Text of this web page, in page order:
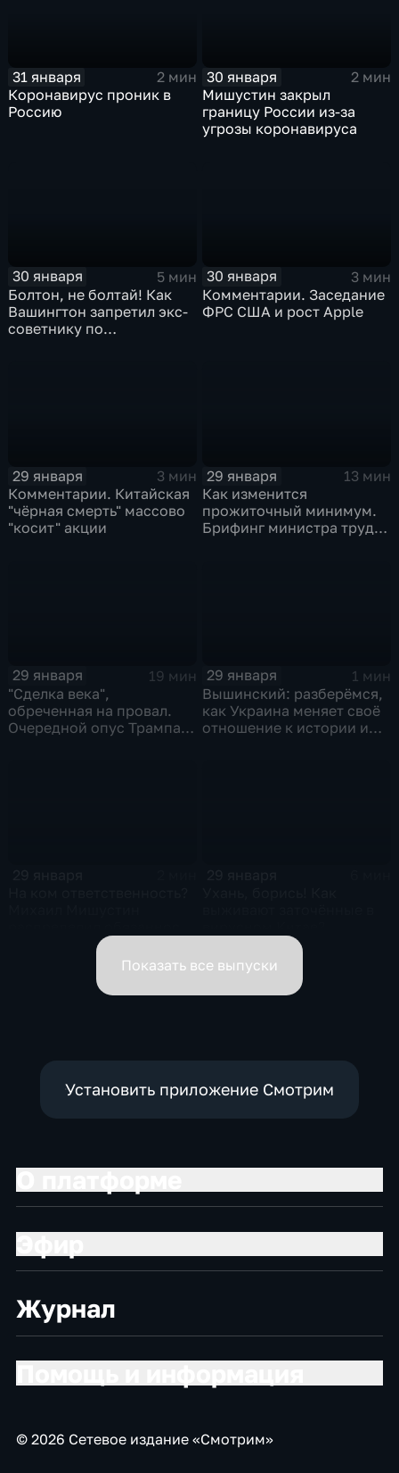
31 января
2 мин
Коронавирус проник в
Россию
30 января
2 мин
Мишустин закрыл
границу России из-за
угрозы коронавируса
30 января
5 мин
Болтон, не болтай! Как
Вашингтон запретил экс-
советнику по
30 января
3 мин
Комментарии. Заседание
ФРС США и рост Apple
29 января
3 мин
Комментарии. Китайская
"чёрная смерть" массово
"косит" акции
29 января
13 мин
Как изменится
прожиточный минимум.
Брифинг министра труда
29 января
19 мин
"Сделка века",
обреченная на провал.
Очередной опус Трампа.
29 января
1 мин
Вышинский: разберёмся,
как Украина меняет своё
отношение к истории и
вице-премьеров
Показать все выпуски
Установить приложение Смотрим
Журнал
© 2026 Сетевое издание «Смотрим»